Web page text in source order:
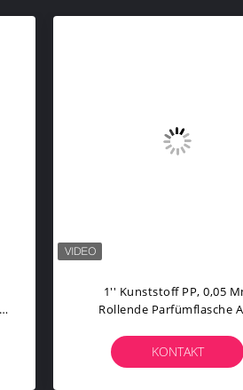
1'' Kunststoff PP, 0,05
Rollende Parfümflasche
Kosmetikverpackungen
KONTAKT